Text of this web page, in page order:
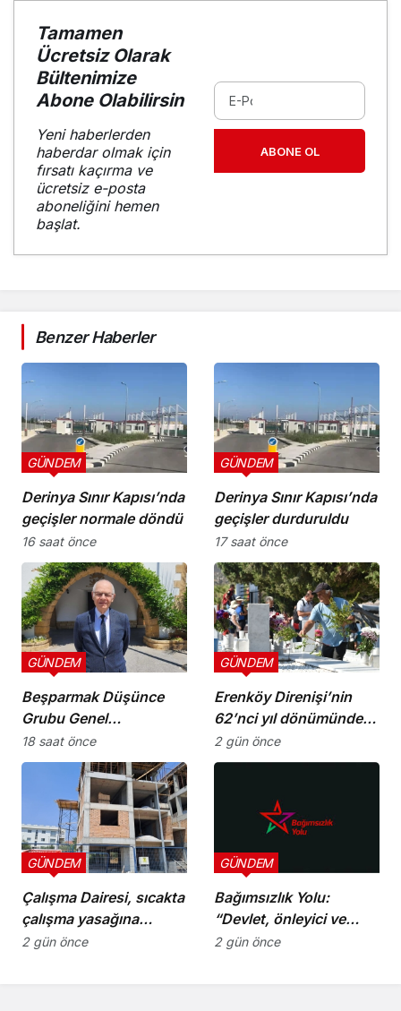
Tamamen
Ücretsiz Olarak
Bültenimize
Abone Olabilirsin
Yeni haberlerden
haberdar olmak için
fırsatı kaçırma ve
ücretsiz e-posta
aboneliğini hemen
başlat.
ABONE OL
Benzer Haberler
Derinya Sınır Kapısı’nda
geçişler normale döndü
GÜNDEM
16 saat önce
Derinya Sınır Kapısı’nda
geçişler durduruldu
GÜNDEM
17 saat önce
Beşparmak Düşünce
Grubu Genel
Koordinatörü M. Ergün
Olgun oldu
GÜNDEM
18 saat önce
Erenköy Direnişi’nin
62’nci yıl dönümünde
şehitler törenle anıldı
GÜNDEM
2 gün önce
Çalışma Dairesi, sıcakta
çalışma yasağına
uymayan 19 iş yerine
GÜNDEM
2 gün önce
Bağımsızlık Yolu:
“Devlet, önleyici ve
koruyucu
GÜNDEM
2 gün önce